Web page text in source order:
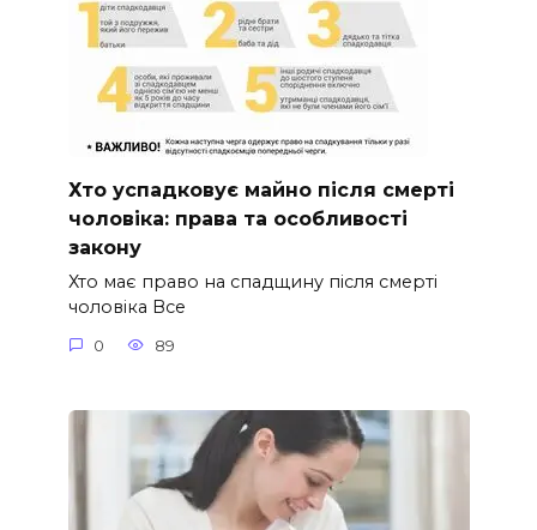
Хто успадковує майно після смерті
чоловіка: права та особливості
закону
Хто має право на спадщину після смерті
чоловіка Все
0 89